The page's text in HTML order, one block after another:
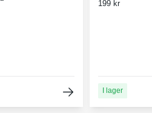
199 kr
I lager